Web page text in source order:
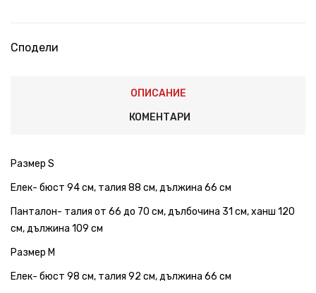
Сподели
ОПИСАНИЕ
КОМЕНТАРИ
Размер S
Елек- бюст 94 см, талия 88 см, дължина 66 см
Панталон- талия от 66 до 70 см, дълбочина 31 см, ханш 120
см, дължина 109 см
Размер M
Елек- бюст 98 см, талия 92 см, дължина 66 см